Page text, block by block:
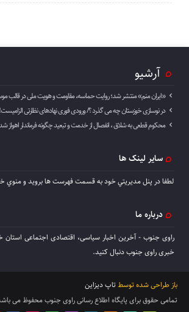
آرشیو
«ایران منم» منتشر شد؛ روایت حماسه، مقاومت و هویت ملی در قالب
در نوسازی خوزستان چه می گذرد ؟/ ورودی فوری نهادهای نظارتی الزامیست!
محکوم قطعی به شلاق ، انفصال از خدمت و تبعید چگونه فرماندار اهواز
سایر لینک ها
لطفا در پنل مديريتي خود به قسمت فهرست ها برويد و منوي
درباره ما
راوی جنوب - آخرین اخبار سیاسی، اقتصادی اجتماعی استان
خبری راوی جنوب دنبال کنید.
باز طراحی شده توسط تاپ دیزاین
تمامی حقوق برای پایگاه اطلاع رسانی راوی جنوب محفوظ می